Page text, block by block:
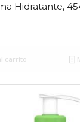
Hidratante,
carrito